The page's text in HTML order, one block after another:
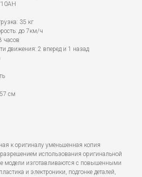
35 кг
до 7км/ч
часов
движения: 2 вперед и 1 назад
см
к оригиналу уменьшенная копия
использования оригинальной
модели изготавливаются с повышенными
и электроники, подгонке деталей,